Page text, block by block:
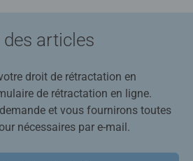
articles
droit de rétractation en
de rétractation en ligne.
et vous fournirons toutes
nécessaires par e-mail.